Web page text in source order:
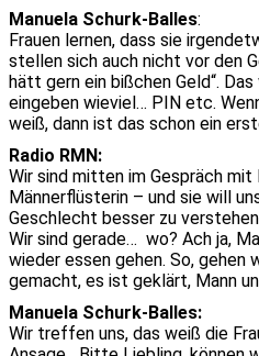
Manuela Schurk-Balles:
Frauen lernen, dass sie
stellen sich auch nicht vor den
hätt gern ein bißchen Geld“.
eingeben wieviel… PIN etc.
weiß, dann ist das schon ein
Radio RMN:
Wir sind mitten im Gespräch
Männerflüsterin – und sie will
Geschlecht besser zu
Wir sind gerade… wo? Ach ja,
wieder essen gehen. So, gehen
gemacht, es ist geklärt, Mann
Manuela Schurk-Balles:
Wir treffen uns, das weiß die